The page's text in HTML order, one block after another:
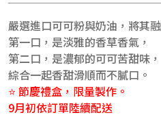
嚴選進口可可粉與奶油，將其
第一口，是淡雅的香草香氣，
第二口，是濃郁的可可苦甜味，
綜合一起香甜滑順而不膩口。
⭐ 節慶禮盒，限量製作。
9月初依訂單陸續配送